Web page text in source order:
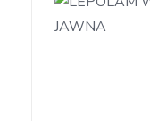
Zespół